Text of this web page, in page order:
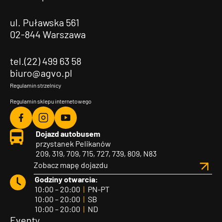
ul. Puławska 561
02-844 Warszawa
tel.(22) 499 63 58
biuro@agvo.pl
Regulamin strzelnicy
Regulamin sklepu internetowego
Agvo
Facebook
Agvo
Instagram
Agvo
YouTube
Dojazd autobusem
przystanek Pelikanów
209, 319, 709, 715, 727, 739, 809, N83
Zobacz mapę dojazdu
Godziny otwarcia:
10:00 – 20:00 | PN-PT
10:00 – 20:00 | SB
10:00 – 20:00 | ND